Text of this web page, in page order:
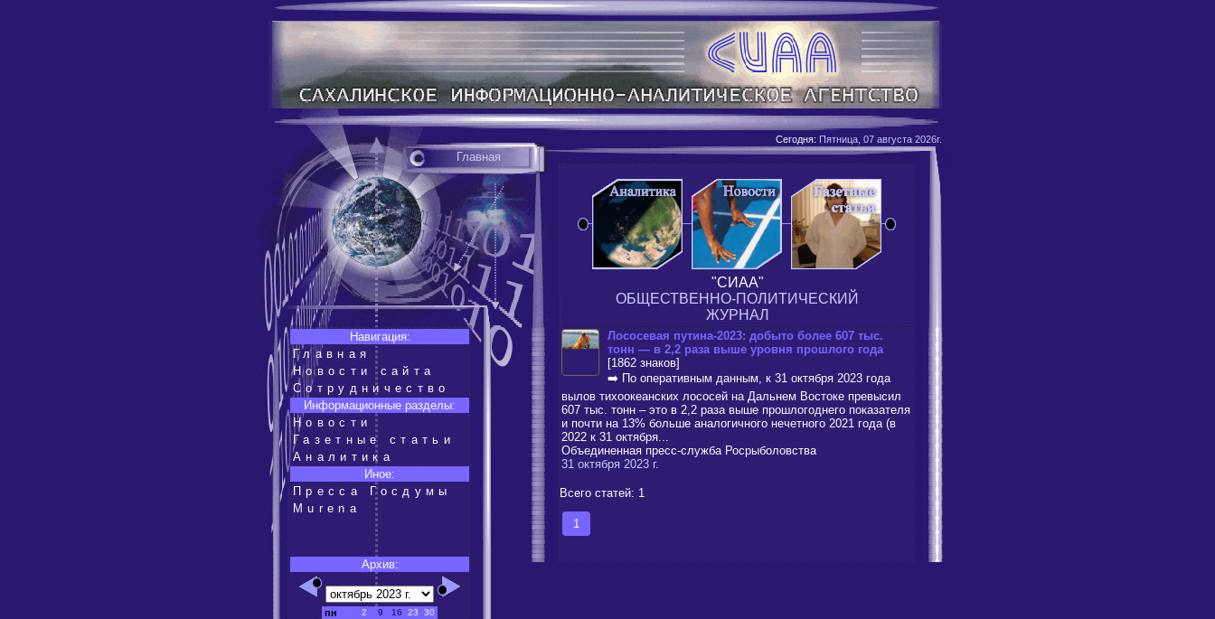
Сегодня: Пятница, 07 августа 2026г.
Главная
"СИАА"
ОБЩЕСТВЕННО-ПОЛИТИЧЕСКИЙ
ЖУРНАЛ
Навигация:
Главная
Новости сайта
Сотрудничество
Информационные разделы:
Новости
Газетные статьи
Аналитика
Иное:
Пресса Госдумы
Murena
Архив:
пн 2 9 16 23 30
Лососевая путина-2023: добыто более 607 тыс.
тонн — в 2,2 раза выше уровня прошлого года
[1862 знаков]
➡️ По оперативным данным, к 31 октября 2023 года
вылов тихоокеанских лососей на Дальнем Востоке превысил
607 тыс. тонн – это в 2,2 раза выше прошлогоднего показателя
и почти на 13% больше аналогичного нечетного 2021 года (в
2022 к 31 октября...
Объединенная пресс-служба Росрыболовства
31 октября 2023 г.
Всего статей: 1
1